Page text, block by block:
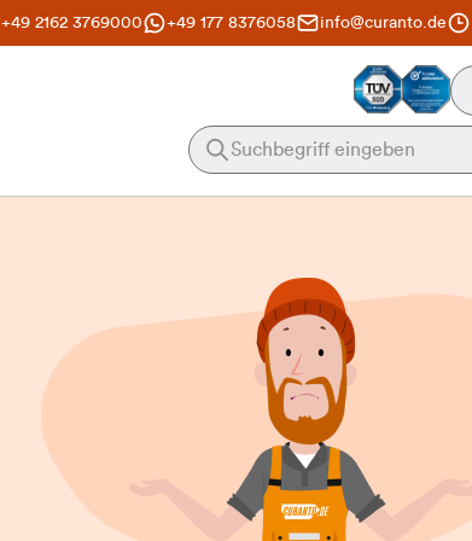
+49 2162 3769000 +49 177 8376058 info@curanto.de